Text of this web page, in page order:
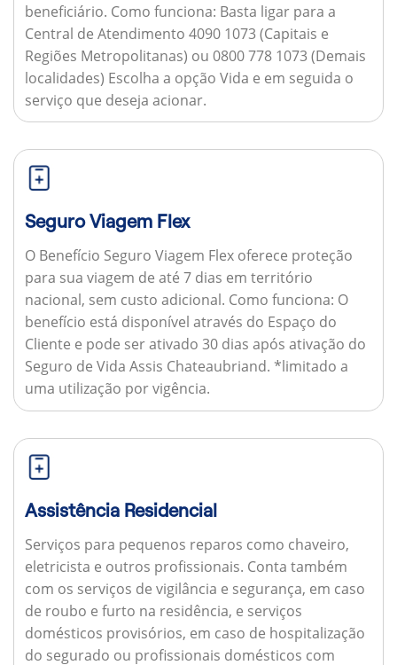
beneficiário. Como funciona: Basta ligar para a
Central de Atendimento 4090 1073 (Capitais e
Regiões Metropolitanas) ou 0800 778 1073 (Demais
localidades) Escolha a opção Vida e em seguida o
serviço que deseja acionar.
Seguro Viagem Flex
O Benefício Seguro Viagem Flex oferece proteção
para sua viagem de até 7 dias em território
nacional, sem custo adicional. Como funciona: O
benefício está disponível através do Espaço do
Cliente e pode ser ativado 30 dias após ativação do
Seguro de Vida Assis Chateaubriand. *limitado a
uma utilização por vigência.
Assistência Residencial
Serviços para pequenos reparos como chaveiro,
eletricista e outros profissionais. Conta também
com os serviços de vigilância e segurança, em caso
de roubo e furto na residência, e serviços
domésticos provisórios, em caso de hospitalização
do segurado ou profissionais domésticos com